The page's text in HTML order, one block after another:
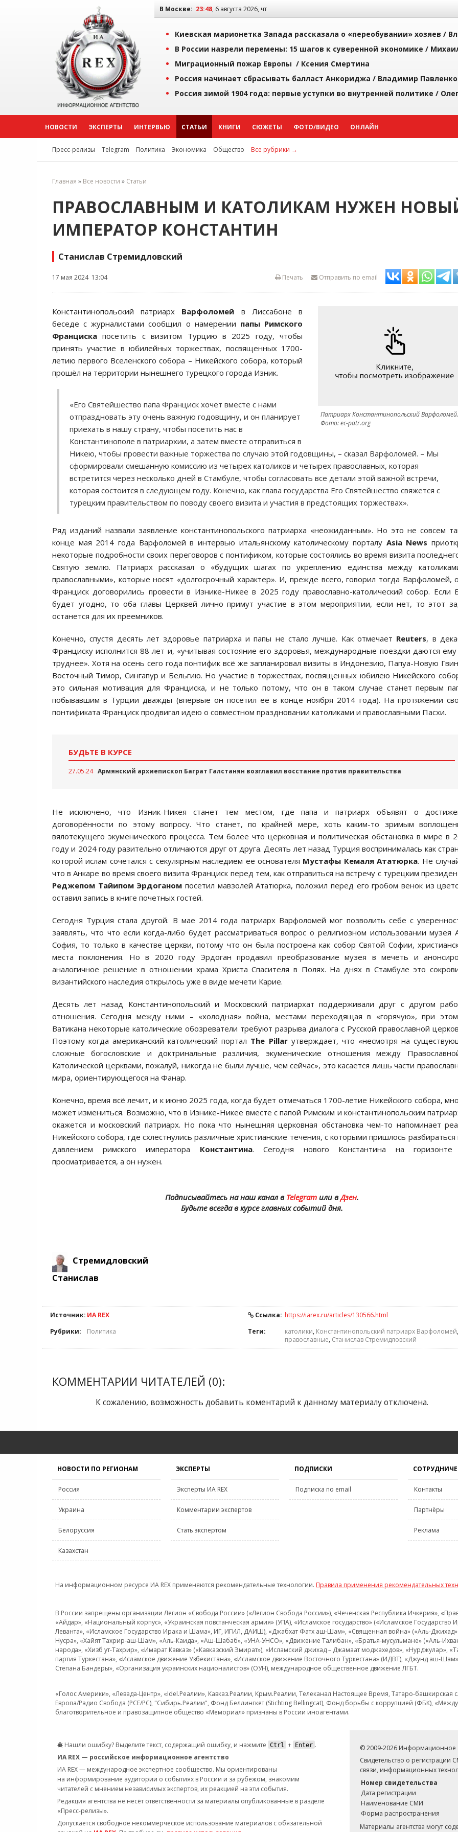
В Москве: 23:48, 6 августа 2026, чт
Киевская марионетка Запада рассказала о «переобувании» хозяев /
В России назрели перемены: 15 шагов к суверенной экономике /
Миграционный пожар Европы / Ксения Смертина
Россия начинает сбрасывать балласт Анкориджа / Владимир Павленко
Россия зимой 1904 года: первые уступки во внутренней политике /
НОВОСТИ ЭКСПЕРТЫ ИНТЕРВЬЮ СТАТЬИ КНИГИ СЮЖЕТЫ ФОТО/ВИДЕО ОНЛАЙН
Пресс-релизы Telegram Политика Экономика Общество Все рубрики →
Главная » Все новости » Статьи
ПРАВОСЛАВНЫМ И КАТОЛИКАМ НУЖЕН
ИМПЕРАТОР КОНСТАНТИН
Станислав Стремидловский
17 мая 2024 13:04 Отправить по email
Печать
Патриарх Константинопольский Варфоломей.
Фото: ec-patr.org
Константинопольский патриарх Варфоломей в Лиссабоне в
беседе с журналистами сообщил о намерении папы Римского
Франциска посетить с визитом Турцию в 2025 году, чтобы
принять участие в юбилейных торжествах, посвященных 1700-
летию первого Вселенского собора – Никейского собора, который
прошёл на территории нынешнего турецкого города Изник.
«Его Святейшество папа Франциск хочет вместе с нами
отпраздновать эту очень важную годовщину, и он планирует
приехать в нашу страну, чтобы посетить нас в
Константинополе в патриархии, а затем вместе отправиться в
Никею, чтобы провести важные торжества по случаю этой годовщины, – сказал Варфоломей. – Мы
сформировали смешанную комиссию из четырех католиков и четырех православных, которая
встретится через несколько дней в Стамбуле, чтобы согласовать все детали этой важной встречи,
которая состоится в следующем году. Конечно, как глава государства Его Святейшество свяжется с
турецким правительством по поводу своего визита и участия в предстоящих торжествах».
Ряд изданий назвали заявление константинопольского патриарха «неожиданным». Но это не совсем
конце мая 2014 года Варфоломей в интервью итальянскому католическому порталу Asia News
некоторые подробности своих переговоров с понтификом, которые состоялись во время визита
Святую землю. Патриарх рассказал о «будущих шагах по укреплению единства между
православными», которые носят «долгосрочный характер». И, прежде всего, говорил тогда Варфоломей,
Франциск договорились провести в Изнике-Никее в 2025 году православно-католический собор. Если
будет угодно, то оба главы Церквей лично примут участие в этом мероприятии, если нет, то этот
останется для их преемников.
Конечно, спустя десять лет здоровье патриарха и папы не стало лучше. Как отмечает Reuters, в
Франциску исполнится 88 лет и, «учитывая состояние его здоровья, международные поездки даются ему
труднее». Хотя на осень сего года понтифик всё же запланировал визиты в Индонезию, Папуа-Новую
Восточный Тимор, Сингапур и Бельгию. Но участие в торжествах, посвященных юбилею Никейского
это сильная мотивация для Франциска, и не только потому, что он в таком случае станет первым
побывавшим в Турции дважды (впервые он посетил её в конце ноября 2014 года). На протяжении
понтификата Франциск продвигал идею о совместном праздновании католиками и православными Пасхи.
БУДЬТЕ В КУРСЕ
27.05.24 Армянский архиепископ Баграт Галстанян возглавил восстание против правительства
Не исключено, что Изник-Никея станет тем местом, где папа и патриарх объявят о
договорённости по этому вопросу. Что станет, по крайней мере, хоть каким-то зримым
вялотекущего экуменического процесса. Тем более что церковная и политическая обстановка в мире в
году и 2024 году разительно отличаются друг от друга. Десять лет назад Турция воспринималась как
которой ислам сочетался с секулярным наследием её основателя Мустафы Кемаля Ататюрка. Не
что в Анкаре во время своего визита Франциск перед тем, как отправиться на встречу с турецким
Реджепом Тайипом Эрдоганом посетил мавзолей Ататюрка, положил перед его гробом венок из
оставил запись в книге почетных гостей.
Сегодня Турция стала другой. В мае 2014 года патриарх Варфоломей мог позволить себе с
заявлять, что что если когда-либо будет рассматриваться вопрос о религиозном использовании музея
София, то только в качестве церкви, потому что он была построена как собор Святой Софии,
места поклонения. Но в 2020 году Эрдоган продавил преобразование музея в мечеть и
аналогичное решение в отношении храма Христа Спасителя в Полях. На днях в Стамбуле это
византийского наследия открылось уже в виде мечети Карие.
Десять лет назад Константинопольский и Московский патриархат поддерживали друг с другом
отношения. Сегодня между ними – «холодная» война, местами переходящая в «горячую», при
Ватикана некоторые католические обозреватели требуют разрыва диалога с Русской православной
Поэтому когда американский католический портал The Pillarутверждает, что «несмотря на
сложные богословские и доктринальные различия, экуменические отношения между
Католической церквами, пожалуй, никогда не были лучше, чем сейчас», это касается лишь части
мира, ориентирующегося на Фанар.
Конечно, время всё лечит, и к июню 2025 года, когда будет отмечаться 1700-летие Никейского собора,
может измениться. Возможно, что в Изнике-Никее вместе с папой Римским и константинопольским
окажется и московский патриарх. Но пока что нынешняя церковная обстановка чем-то напоминает
Никейского собора, где схлестнулись различные христианские течения, с которыми пришлось
давлением римского императора Константина. Сегодня нового Константина на
просматривается, а он нужен.
Подписывайтесь на наш канал в Telegramили вДзен.
Будьте всегда в курсе главных событий дня.
Стремидловский
Станислав
Источник: ИА REX Ссылка: https://iarex.ru/articles/130566.html
Рубрики:
Политика Теги: католики, Константинопольский патриарх Варфоломей,
православные, Станислав Стремидловский
КОММЕНТАРИИ ЧИТАТЕЛЕЙ (0):
К сожалению, возможность добавить коментарий к данному материалу отключена.
НОВОСТИ ПО РЕГИОНАМ
Россия
Украина
Белоруссия
Казахстан
ЭКСПЕРТЫ
Эксперты ИА REX
Комментарии экспертов
Стать экспертом
ПОДПИСКИ
Подписка по email Контакты
Партнёры
Реклама
На информационном ресурсе ИА REX применяются рекомендательные технологии. Правила применения рекомендательных
В России запрещены организации Легион «Свобода России» («Легион Свобода России»), «Чеченская Республика Ичкерия»,
«Айдар», «Национальный корпус», «Украинская повстанческая армия» (УПА), «Исламское государство» («Исламское
Леванта», «Исламское Государство Ирака и Шама», ИГ, ИГИЛ, ДАИШ), «Джабхат Фатх аш-Шам», «Священная война» («Аль-Джихад»
Нусра», «Хайят Тахрир-аш-Шам», «Аль-Каида», «Аш-Шабаб», «УНА-УНСО», «Движение Талибан», «Братья-мусульмане» («Аль-
народа», «Хизб ут-Тахрир», «Имарат Кавказ» («Кавказский Эмират»), «Исламский джихад – Джамаат моджахедов», «Нурджулар»,
партия Туркестана», «Исламское движение Узбекистана», «Исламское движение Восточного Туркестана» (ИДВТ), «Джунд аш-
Степана Бандеры», «Организация украинских националистов» (ОУН), международное общественное движение ЛГБТ.
«Голос Америки», «Левада-Центр», «Idel.Реалии», Кавказ.Реалии, Крым.Реалии, Телеканал Настоящее Время, Татаро-
Европа/Радио Свобода (PCE/PC), "Сибирь.Реалии", Фонд Беллингкет (Stichting Bellingcat), Фонд борьбы с коррупцией (ФБК),
благотворительное и правозащитное общество «Мемориал» признаны в России иноагентами.
Нашли ошибку? Выделите текст, содержащий ошибку, и нажмите Ctrl + Enter .
ИА REX — российское информационное агентство
ИА REX — международное экспертное сообщество. Мы ориентированы
на информирование аудитории о событиях в России и за рубежом, знакомим
читателей с мнением независимых экспертов, их реакцией на эти события.
Редакция агентства не несёт ответственности за материалы опубликованные в разделе
«Пресс-релизы».
Допускается свободное некоммерческое использование материалов с обязательной
© 2009-2026 Информационное
Свидетельство о
связи, информационных
Номер свидетельства
Дата регистрации
Наименование СМИ
Форма распространения
Материалы агентства могут